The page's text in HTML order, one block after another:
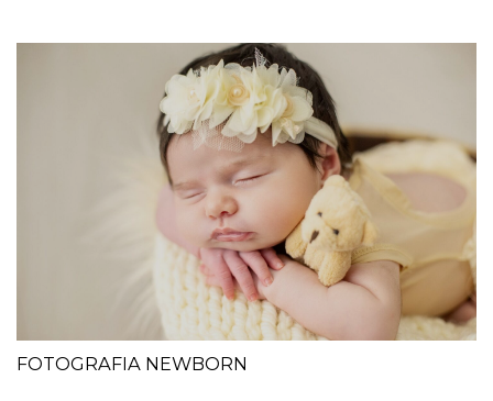
FOTOGRAFIA NEWBORN